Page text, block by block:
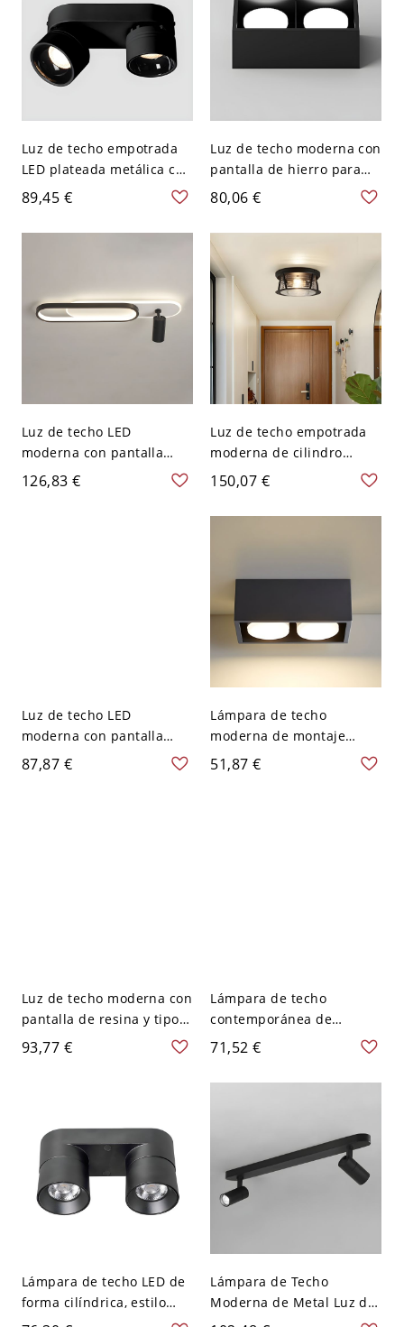
Luz de techo empotrada
LED plateada metálica con
material de pantalla de
aluminio y diseño de
estilo moderno - 110 A
89,45 €
Luz de techo moderna con
pantalla de hierro para
uso residencial - Negro
110 A 120 V 2
80,06 €
Luz de techo LED
moderna con pantalla
acrílica y luz natural -
Negro 110 A 120 V 59,69
126,83 €
Luz de techo empotrada
moderna de cilindro
negro con pantalla de
vidrio transparente - 110
A 120 V
150,07 €
Luz de techo LED
moderna con pantalla
acrílica - Temperatura de
color de tres niveles -
87,87 €
Lámpara de techo
moderna de montaje
rasante de metal para
sala de estar - Negro 110
51,87 €
Luz de techo moderna con
pantalla de resina y tipo
de luz Bi-pin - Negro 110
A 120 V 2
93,77 €
Lámpara de techo
contemporánea de
cilindro metálico para
pasillo - Negro 110 A 120
V 2
71,52 €
Lámpara de techo LED de
forma cilíndrica, estilo
moderno, aluminio, 2
Lámpara de Techo
Moderna de Metal Luz de
Riel LED Giratoria de